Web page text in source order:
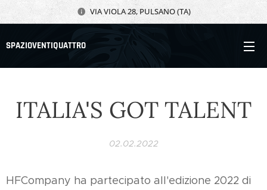
VIA VIOLA 28, PULSANO (TA)
SPAZIOVENTIQUATTRO
ITALIA'S GOT TALENT
02.02.2022
HFCompany ha partecipato all'edizione 2022 di